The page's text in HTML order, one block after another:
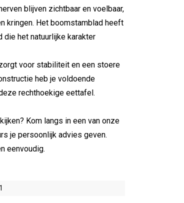
blijven zichtbaar en voelbaar,
kringen. Het boomstamblad heeft
die het natuurlijke karakter
voor stabiliteit en een stoere
heb je voldoende
rechthoekige eettafel.
Kom langs in een van onze
je persoonlijk advies geven.
eenvoudig.